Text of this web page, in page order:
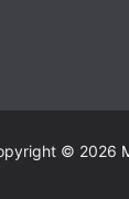
© 2026